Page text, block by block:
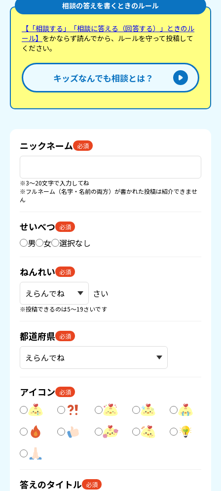
相談の答えを書くときのルール
【「相談する」「相談に答える（回答する）」ときのル
ール】 をかならず読んでから、ルールを守って投稿して
ください。
キッズなんでも相談とは？
ニックネーム 必須
※3〜20文字で入力してね
※フルネーム（名字・名前の両方）が書かれた投稿は紹介できませ
ん
せいべつ 必須
男 女 選択なし
ねんれい 必須
さい
※投稿できるのは5〜19さいです
都道府県 必須
アイコン 必須
答えのタイトル 必須